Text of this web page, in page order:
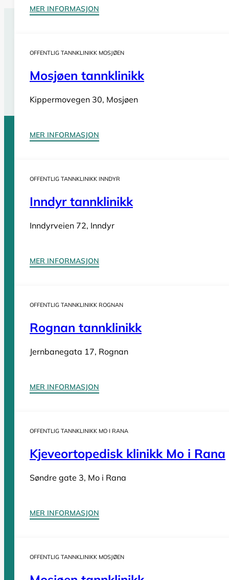
MER INFORMASJON
OFFENTLIG TANNKLINIKK MOSJØEN
Mosjøen tannklinikk
Kippermovegen 30, Mosjøen
MER INFORMASJON
OFFENTLIG TANNKLINIKK INNDYR
Inndyr tannklinikk
Inndyrveien 72, Inndyr
MER INFORMASJON
OFFENTLIG TANNKLINIKK ROGNAN
Rognan tannklinikk
Jernbanegata 17, Rognan
MER INFORMASJON
OFFENTLIG TANNKLINIKK MO I RANA
Kjeveortopedisk klinikk Mo i Rana
Søndre gate 3, Mo i Rana
MER INFORMASJON
OFFENTLIG TANNKLINIKK MOSJØEN
Har du behov forakutt tannlegehjelp
Tannleger Finnmark
Tannleger Møre og Romsdal
Tannleger Oslo
Tannleger Telemark
Tannleger Trøndelag
Tannleger Vestfold
Tannleger Norge
Vi er enkomplett oversikt over offentlige tannklinikker i Norge